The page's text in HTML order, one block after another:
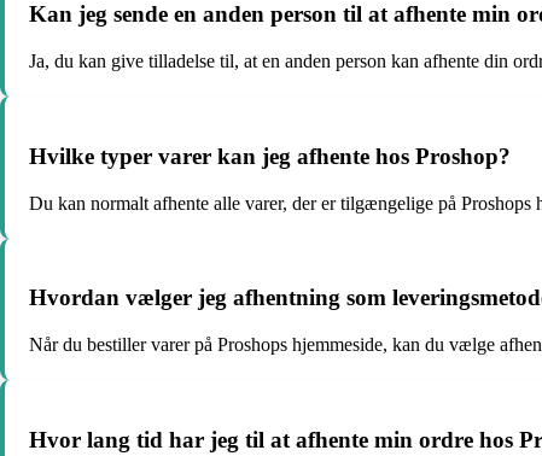
Kan jeg sende en anden person til at afhente min
Ja, du kan give tilladelse til, at en anden person kan afhente din
Hvilke typer varer kan jeg afhente hos Proshop?
Du kan normalt afhente alle varer, der er tilgængelige på Proshops
Hvordan vælger jeg afhentning som
Når du bestiller varer på Proshops hjemmeside, kan du vælge
Hvor lang tid har jeg til at afhente min ordre hos